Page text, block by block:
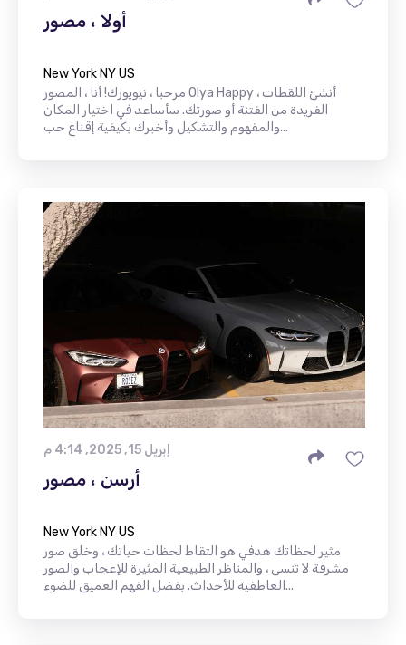
أولا ، مصور
New York NY US
مرحبا ، نيويورك! أنا ، المصور Olya Happy ، أنشئ اللقطات
الفريدة من الفتنة أو صورتك. سأساعد في اختيار المكان
والمفهوم والتشكيل وأخبرك بكيفية إقناع حب...
إبريل 15, 2025, 4:14 م
أرسن ، مصور
New York NY US
مثير لحظاتك هدفي هو التقاط لحظات حياتك ، وخلق صور
مشرقة لا تنسى ، والمناظر الطبيعية المثيرة للإعجاب والصور
العاطفية للأحداث. بفضل الفهم العميق للضوء...